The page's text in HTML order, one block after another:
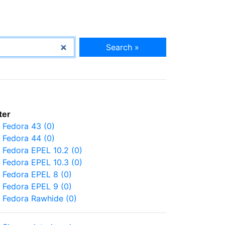
Search »
Fedora 43 (0)
Fedora 44 (0)
Fedora EPEL 10.2 (0)
Fedora EPEL 10.3 (0)
Fedora EPEL 8 (0)
Fedora EPEL 9 (0)
Fedora Rawhide (0)